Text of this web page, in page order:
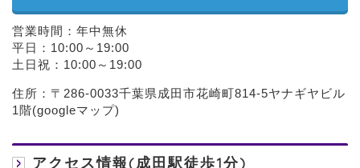
営業時間：年中無休
平日：10:00～19:00
土日祝：10:00～19:00
住所：〒286-0033千葉県成田市花崎町814-5ヤナギヤビル
1階(googleマップ)
アクセス情報(成田駅徒歩1分)